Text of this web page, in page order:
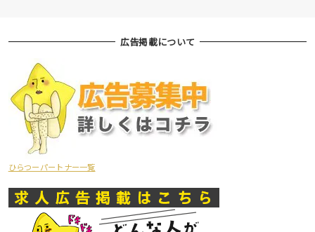
広告掲載について
ひらつーパートナー一覧